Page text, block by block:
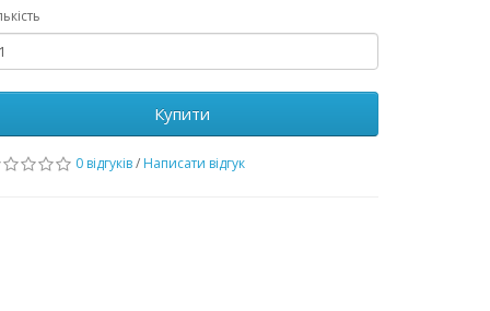
Купити
0 відгуків/ Написати відгук